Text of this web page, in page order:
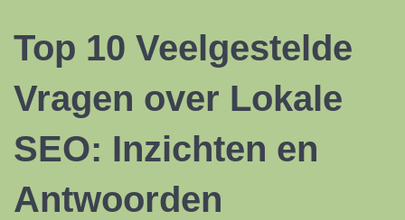
Top 10 Veelgestelde
Vragen over Lokale
SEO: Inzichten en
Antwoorden